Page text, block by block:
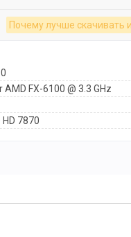
Почему лучше скачивать
FX-6100 @ 3.3 GHz
HD 7870